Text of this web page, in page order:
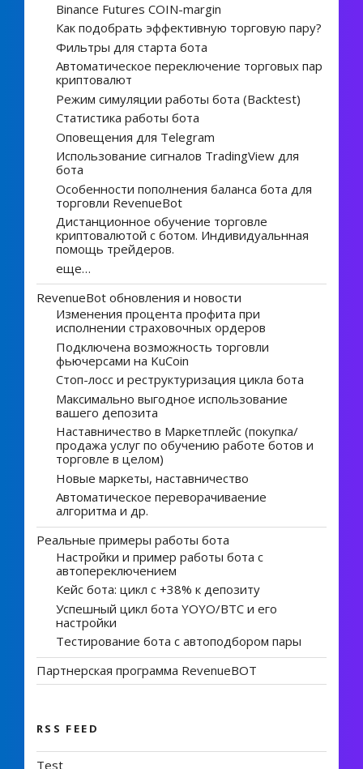
Binance Futures COIN-margin
Как подобрать эффективную торговую пару?
Фильтры для старта бота
Автоматическое переключение торговых пар
криптовалют
Режим симуляции работы бота (Backtest)
Статистика работы бота
Оповещения для Telegram
Использование сигналов TradingView для
бота
Особенности пополнения баланса бота для
торговли RevenueBot
Дистанционное обучение торговле
криптовалютой с ботом. Индивидуальнная
помощь трейдеров.
еще…
RevenueBot обновления и новости
Изменения процента профита при
исполнении страховочных ордеров
Подключена возможность торговли
фьючерсами на KuCoin
Стоп-лосс и реструктуризация цикла бота
Максимально выгодное использование
вашего депозита
Наставничество в Маркетплейс (покупка/
продажа услуг по обучению работе ботов и
торговле в целом)
Новые маркеты, наставничество
Автоматическое переворачиваение
алгоритма и др.
Реальные примеры работы бота
Настройки и пример работы бота с
автопереключением
Кейс бота: цикл с +38% к депозиту
Успешный цикл бота YOYO/BTC и его
настройки
Тестирование бота с автоподбором пары
Партнерская программа RevenueBOT
RSS FEED
Test